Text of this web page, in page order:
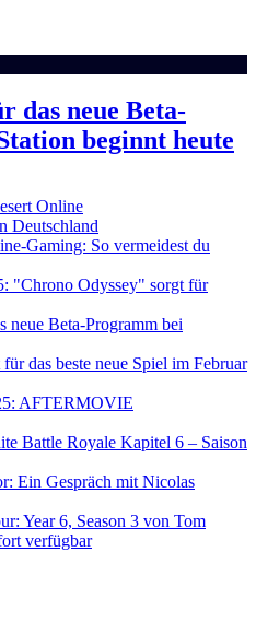
das neue Beta-
beginnt heute
Online
Deutschland
Gaming: So vermeidest du
"Chrono Odyssey" sorgt für
neue Beta-Programm bei
das beste neue Spiel im Februar
AFTERMOVIE
Battle Royale Kapitel 6 – Saison
Ein Gespräch mit Nicolas
Year 6, Season 3 von Tom
verfügbar